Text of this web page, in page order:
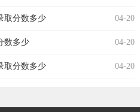
取分数多少 04-20
数多少 04-20
取分数多少 04-20